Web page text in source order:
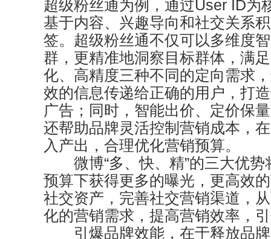
超级粉丝通为例，通过User ID为
基于内容、兴趣导向和社交关系
签。超级粉丝通不仅可以多维度
群，更精准地洞察目标群体，满
化、高精度三种不同的定向需求
效的信息传递给正确的用户，打
广告；同时，智能出价、定价保
还帮助品牌灵活控制营销成本，
入产出，合理优化营销预算。
微博“多、快、精”的三大优势
预算下获得更多的曝光，更高效
社交资产，完善社交营销渠道，
化的营销需求，提高营销效率，
引爆品牌效能，在于释放品牌